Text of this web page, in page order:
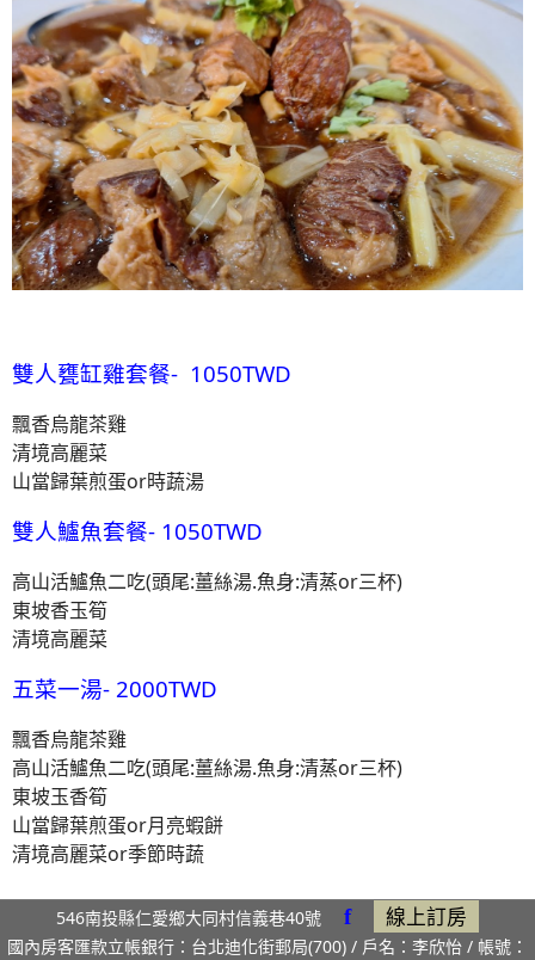
雙人甕缸雞套餐- 1050TWD
飄香烏龍茶雞
清境高麗菜
山當歸葉煎蛋or時蔬湯
雙人鱸魚套餐- 1050TWD
高山活鱸魚二吃(頭尾:薑絲湯.魚身:清蒸or三杯)
東坡香玉筍
清境高麗菜
五菜一湯- 2000TWD
飄香烏龍茶雞
高山活鱸魚二吃(頭尾:薑絲湯.魚身:清蒸or三杯)
東坡玉香筍
山當歸葉煎蛋or月亮蝦餅
清境高麗菜or季節時蔬
546南投縣仁愛鄉大同村信義巷40號 f 線上訂房
國內房客匯款立帳銀行：台北迪化街郵局(700) / 戶名：李欣怡 / 帳號：